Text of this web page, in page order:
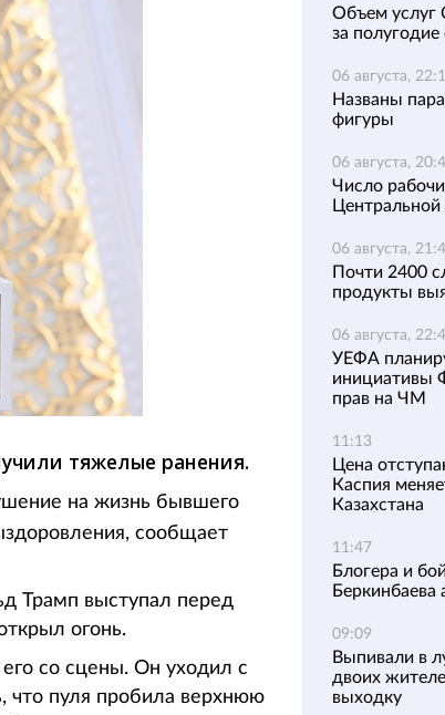
тяжелые ранения.
на жизнь бывшего
сообщает
Трамп выступал перед
огонь.
со сцены. Он уходил с
что пуля пробила верхнюю
Объем услуг
за
06 августа,
Названы
фигуры
06 августа,
Число
Центральной
06 августа,
Почти 2400
продукты
06 августа,
УЕФА
инициативы
прав на ЧМ
11:13
Цена
Каспия
Казахстана
11:47
Блогера и
Беркинбаева
09:09
Выпивали в
двоих
выходку